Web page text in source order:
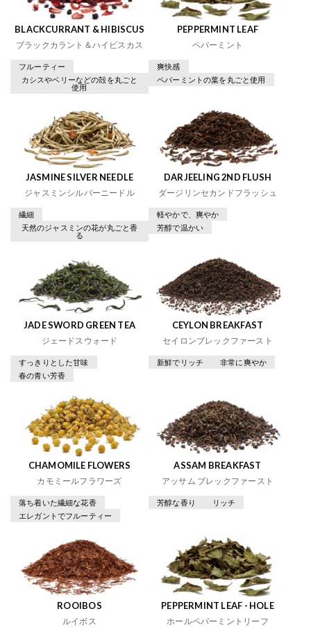
BLACKCURRANT & HIBISCUS
ブラックカラント＆ハイビスカス
フルーティー
カシスやベリーなどの殻を丸ごと
使用
PEPPERMINT LEAF
ペパーミント
爽快感
ペパーミントの葉を丸ごと使用
JASMINE SILVER NEEDLE
ジャスミンシルバーニードル
繊細
天然のジャスミンの花が丸ごと香
る
DARJEELING 2ND FLUSH
ダージリンセカンドフラッシュ
軽やかで、爽やか
芳醇で温かい
JADE SWORD GREEN TEA
ジェードスウォード
すっきりとした甘味
春の青い芳香
CEYLON BREAKFAST
セイロンブレックファースト
新鮮でリッチ 非常に爽やか
CHAMOMILE FLOWERS
カモミールフラワーズ
落ち着いた繊細な花香
エレガントでフルーティー
ASSAM BREAKFAST
アッサム ブレックファースト
芳醇な香り リッチ
ROOIBOS
ルイボス
PEPPERMINT LEAF - HOLE
ホールペパーミントリーフ